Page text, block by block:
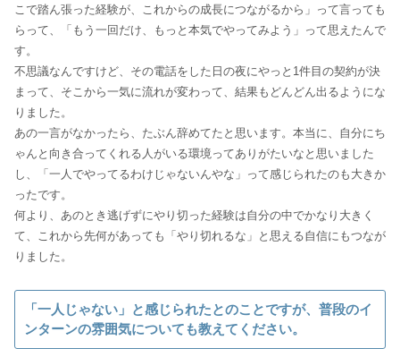
こで踏ん張った経験が、これからの成長につながるから」って言っても
らって、「もう一回だけ、もっと本気でやってみよう」って思えたんで
す。
不思議なんですけど、その電話をした日の夜にやっと1件目の契約が決
まって、そこから一気に流れが変わって、結果もどんどん出るようにな
りました。
あの一言がなかったら、たぶん辞めてたと思います。本当に、自分にち
ゃんと向き合ってくれる人がいる環境ってありがたいなと思いました
し、「一人でやってるわけじゃないんやな」って感じられたのも大きか
ったです。
何より、あのとき逃げずにやり切った経験は自分の中でかなり大きく
て、これから先何があっても「やり切れるな」と思える自信にもつなが
りました。
「一人じゃない」と感じられたとのことですが、普段のイ
ンターンの雰囲気についても教えてください。